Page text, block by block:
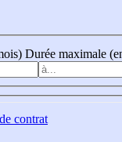
Durée maximale
contrat